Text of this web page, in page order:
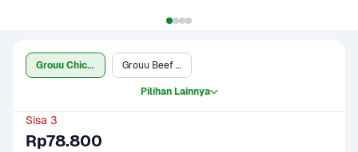
Grouu Chicken Bone Broth 200 ml Grouu Beef Bone Broth 200 ml
Pilihan Lainnya
Sisa 3
Rp78.800